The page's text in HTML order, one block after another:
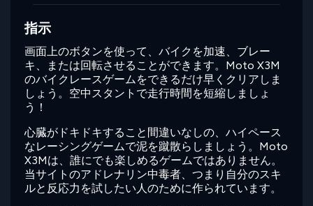
指示
画面上のボタンを使って、バイクを加速、ブレー
キ、または回転させることができます。Moto X3M
のバイクレースゲームをできるだけ早くクリアしま
しょう。空中スタントで走行時間を短縮しましょ
う！
心臓がドキドキすること間違いなしの、ハイペース
なレーシングゲームで泥を蹴散らしましょう。Moto
X3Mは、誰にでも楽しめるゲームではありません。
当サイトのアドレナリン中毒者、つまり自分のスキ
ルと反応力を試したい人のために作られています。